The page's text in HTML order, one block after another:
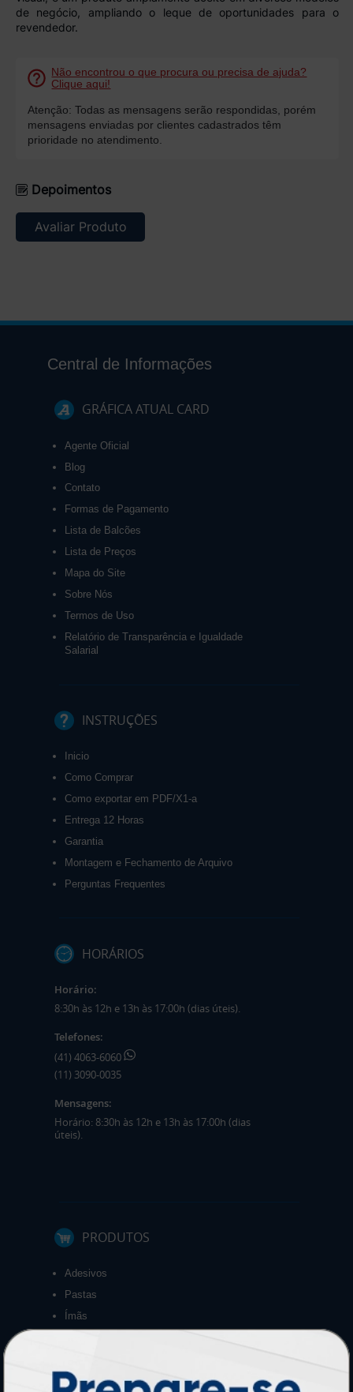
de negócio, ampliando o leque de oportunidades para o
revendedor.
Não encontrou o que procura ou precisa de ajuda?
Clique aqui!
Atenção: Todas as mensagens serão respondidas, porém
mensagens enviadas por clientes cadastrados têm
prioridade no atendimento.
Depoimentos
Avaliar Produto
Central de Informações
GRÁFICA ATUAL CARD
Agente Oficial
Blog
Contato
Formas de Pagamento
Lista de Balcões
Lista de Preços
Mapa do Site
Sobre Nós
Termos de Uso
Relatório de Transparência e Igualdade
Salarial
INSTRUÇÕES
Inicio
Como Comprar
Como exportar em PDF/X1-a
Entrega 12 Horas
Garantia
Montagem e Fechamento de Arquivo
Perguntas Frequentes
HORÁRIOS
Horário:
8:30h às 12h e 13h às 17:00h (dias úteis).
Telefones:
(41) 4063-6060
(11) 3090-0035
Mensagens:
Horário: 8:30h às 12h e 13h às 17:00h (dias
úteis).
PRODUTOS
Adesivos
Pastas
Ímãs
Banners e Lonas